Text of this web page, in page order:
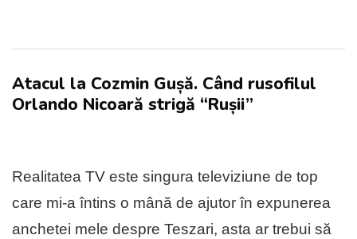
Atacul la Cozmin Gușă. Când rusofilul
Orlando Nicoară strigă “Rușii”
Realitatea TV este singura televiziune de top
care mi-a întins o mână de ajutor în expunerea
anchetei mele despre Teszari, asta ar trebui să